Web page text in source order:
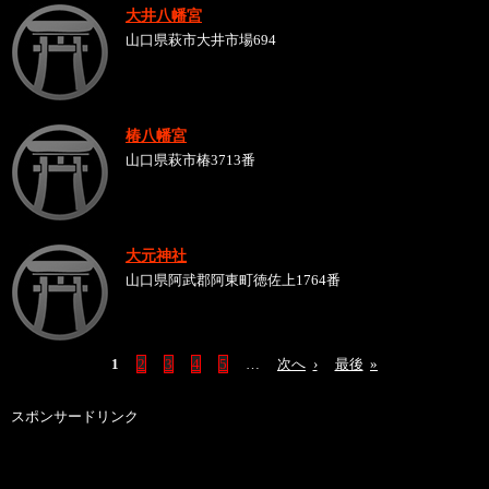
大井八幡宮
山口県萩市大井市場694
椿八幡宮
山口県萩市椿3713番
大元神社
山口県阿武郡阿東町徳佐上1764番
1 2 3 4 5 次へ › 最後 »
スポンサードリンク